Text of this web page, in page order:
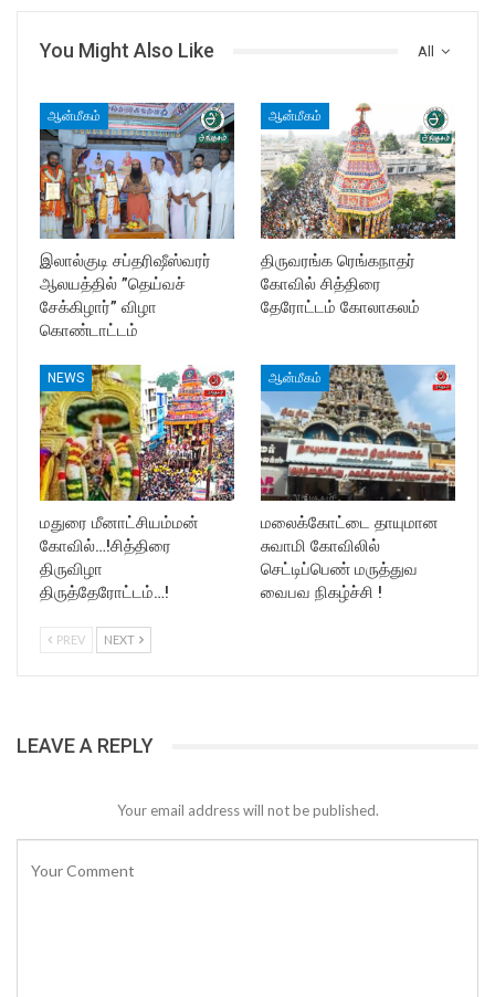
All
You Might Also Like
ஆன்மீகம்
இலால்குடி சப்தரிஷீஸ்வரர்
ஆலயத்தில் ”தெய்வச்
சேக்கிழார்” விழா
கொண்டாட்டம்
ஆன்மீகம்
திருவரங்க ரெங்கநாதர்
கோவில் சித்திரை
தேரோட்டம் கோலாகலம்
NEWS
மதுரை மீனாட்சியம்மன்
கோவில்…!சித்திரை
திருவிழா
திருத்தேரோட்டம்…!
ஆன்மீகம்
மலைக்கோட்டை தாயுமான
சுவாமி கோவிலில்
செட்டிப்பெண் மருத்துவ
வைபவ நிகழ்ச்சி !
PREV NEXT
LEAVE A REPLY
Your email address will not be published.